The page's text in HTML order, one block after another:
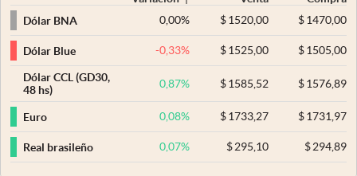
Dólar BNA
0,00% $ 1520,00 $1470,00
Dólar Blue -0,33% $ 1525,00 $1505,00
Dólar CCL (GD30,
48 hs)
0,87% $ 1585,52 $1576,89
Euro 0,08% $ 1733,27 $1731,97
Real brasileño 0,07% $295,10 $294,89